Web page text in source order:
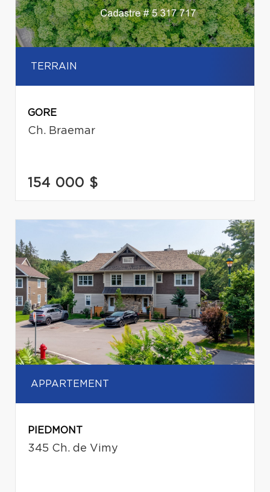
TERRAIN
GORE
Ch. Braemar
154 000 $
APPARTEMENT
PIEDMONT
345 Ch. de Vimy